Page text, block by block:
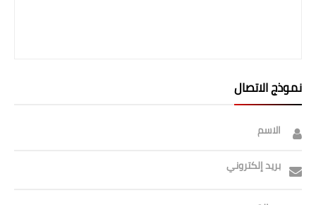
نموذج الاتصال
الاسم
بريد إلكتروني